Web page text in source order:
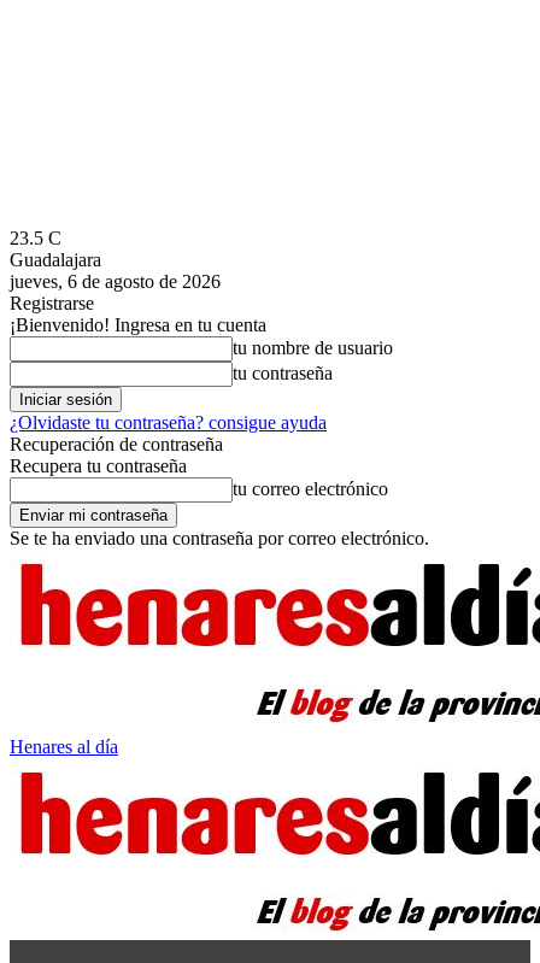
23.5 C
Guadalajara
jueves, 6 de agosto de 2026
Registrarse
¡Bienvenido! Ingresa en tu cuenta
tu nombre de usuario
tu contraseña
¿Olvidaste tu contraseña? consigue ayuda
Recuperación de contraseña
Recupera tu contraseña
tu correo electrónico
Se te ha enviado una contraseña por correo electrónico.
Henares al día